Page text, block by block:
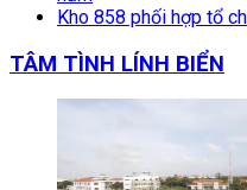
Kho 858 phối hợp tổ
TÂM TÌNH LÍNH BIỂN